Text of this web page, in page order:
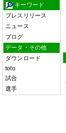
キーワード
プレスリリース
ニュース
ブログ
データ・その他
ダウンロード
toto
試合
選手